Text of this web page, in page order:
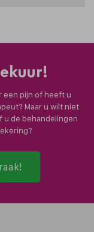
een pijn of heeft u
Maar u wilt niet
u de behandelingen